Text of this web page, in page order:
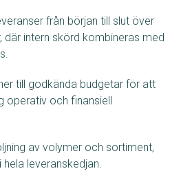
från början till slut över
där intern skörd kombineras med
till godkända budgetar för att
operativ och finansiell
av volymer och sortiment,
hela leveranskedjan.